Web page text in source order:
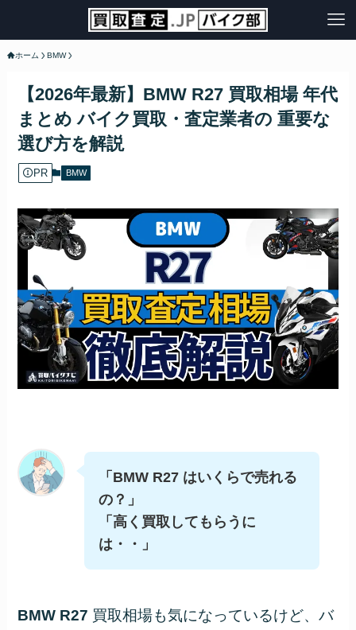
ホーム BMW
【2026年最新】BMW R27 買取相場 年代
まとめ バイク買取・査定業者の 重要な
選び方を解説
PR BMW
「BMW R27 はいくらで売れる
の？」
「高く買取してもらうに
は・・」
BMW R27 買取相場も気になっているけど、バ